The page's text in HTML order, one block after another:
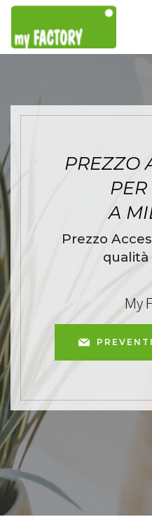
PREZZO
PER
A
Prezzo
qualità
My